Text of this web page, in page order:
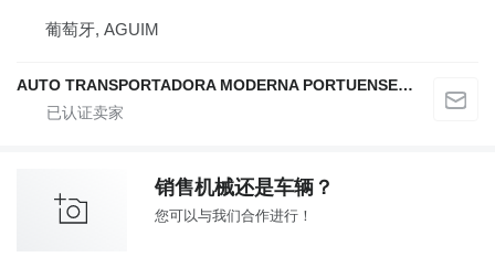
葡萄牙, AGUIM
AUTO TRANSPORTADORA MODERNA PORTUENSE SA
销售机械还是车辆？
您可以与我们合作进行！